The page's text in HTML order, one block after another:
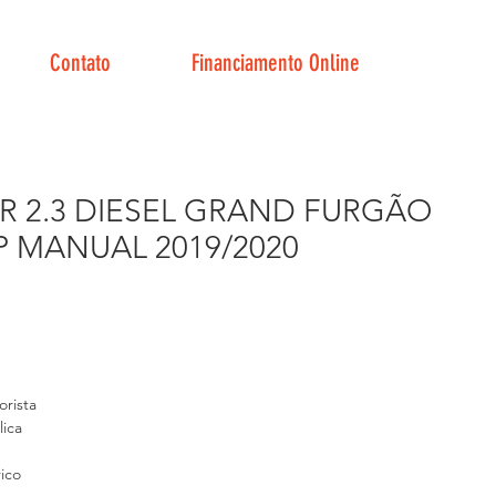
Contato Financiamento Online
2.3 DIESEL GRAND FURGÃO
MANUAL 2019/2020